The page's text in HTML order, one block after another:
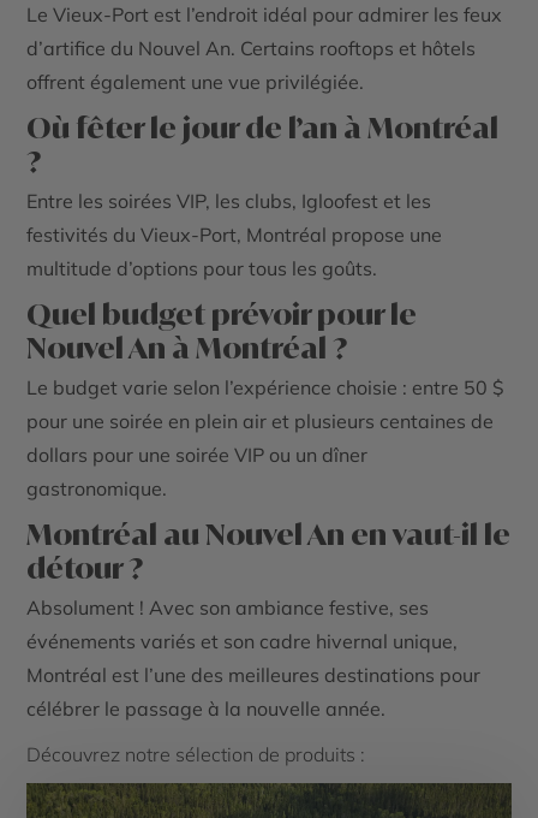
Le Vieux-Port est l’endroit idéal pour admirer les feux
d’artifice du Nouvel An. Certains rooftops et hôtels
offrent également une vue privilégiée.
Où fêter le jour de l’an à Montréal
?
Entre les soirées VIP, les clubs, Igloofest et les
festivités du Vieux-Port, Montréal propose une
multitude d’options pour tous les goûts.
Quel budget prévoir pour le
Nouvel An à Montréal ?
Le budget varie selon l’expérience choisie : entre 50 $
pour une soirée en plein air et plusieurs centaines de
dollars pour une soirée VIP ou un dîner
gastronomique.
Montréal au Nouvel An en vaut-il le
détour ?
Absolument ! Avec son ambiance festive, ses
événements variés et son cadre hivernal unique,
Montréal est l’une des meilleures destinations pour
célébrer le passage à la nouvelle année.
Découvrez notre sélection de produits :